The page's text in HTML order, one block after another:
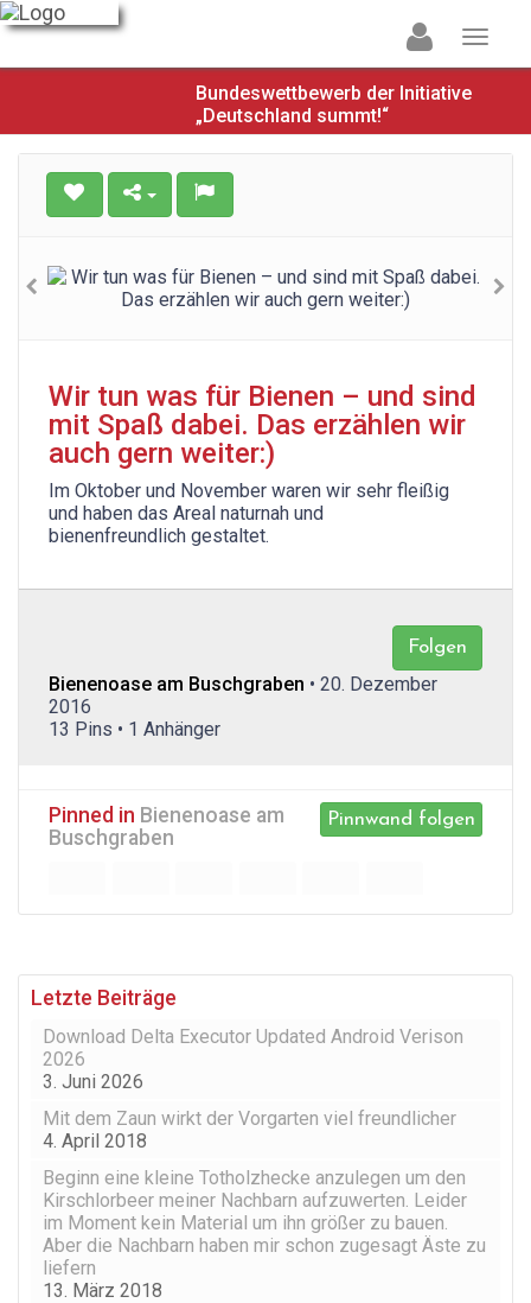
Bundeswettbewerb der Initiative
„Deutschland summt!“
Wir tun was für Bienen – und sind
mit Spaß dabei. Das erzählen wir
auch gern weiter:)
Im Oktober und November waren wir sehr fleißig
und haben das Areal naturnah und
bienenfreundlich gestaltet.
Folgen
Bienenoase am Buschgraben • 20. Dezember
2016
13 Pins • 1 Anhänger
Pinnwand folgen
Pinned in Bienenoase am
Buschgraben
Letzte Beiträge
Download Delta Executor Updated Android Verison
2026
3. Juni 2026
Mit dem Zaun wirkt der Vorgarten viel freundlicher
4. April 2018
Beginn eine kleine Totholzhecke anzulegen um den
Kirschlorbeer meiner Nachbarn aufzuwerten. Leider
im Moment kein Material um ihn größer zu bauen.
Aber die Nachbarn haben mir schon zugesagt Äste zu
liefern
13. März 2018